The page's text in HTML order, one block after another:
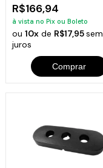
R$166,94
à vista no Pix ou Boleto
ou10x de R$17,95sem
juros
Comprar